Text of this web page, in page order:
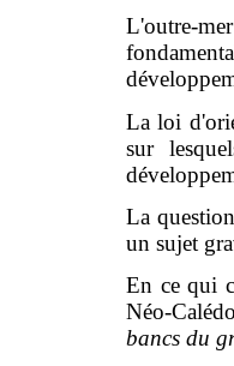
L'outre-
La loi
sur
La
un sujet
En ce qui
Néo-
bancs du